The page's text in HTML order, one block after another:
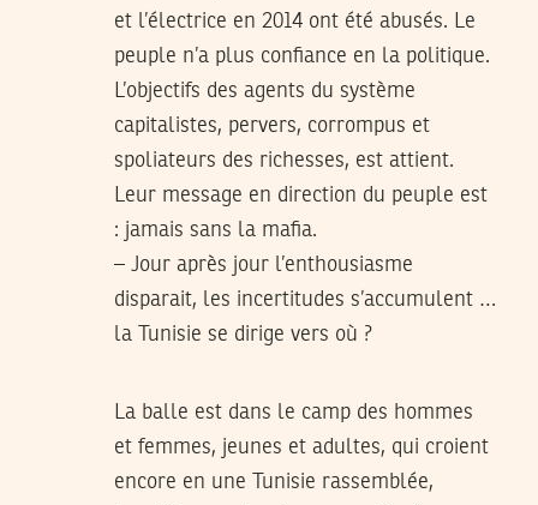
et l’électrice en 2014 ont été abusés. Le
peuple n’a plus confiance en la politique.
L’objectifs des agents du système
capitalistes, pervers, corrompus et
spoliateurs des richesses, est attient.
Leur message en direction du peuple est
: jamais sans la mafia.
– Jour après jour l’enthousiasme
disparait, les incertitudes s’accumulent …
la Tunisie se dirige vers où ?
La balle est dans le camp des hommes
et femmes, jeunes et adultes, qui croient
encore en une Tunisie rassemblée,